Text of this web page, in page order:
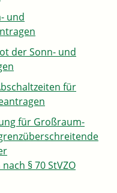
und
der Sonn- und
für
für Großraum-
§ 70 StVZO